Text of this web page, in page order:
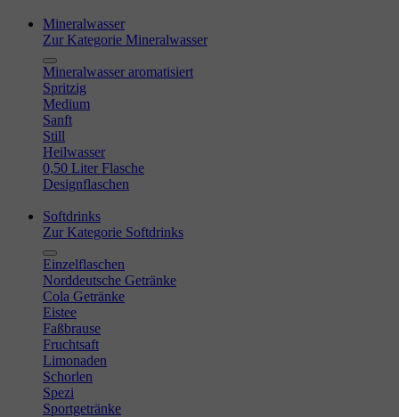
Mineralwasser
Zur Kategorie Mineralwasser
Mineralwasser aromatisiert
Spritzig
Medium
Sanft
Still
Heilwasser
0,50 Liter Flasche
Designflaschen
Softdrinks
Zur Kategorie Softdrinks
Einzelflaschen
Norddeutsche Getränke
Cola Getränke
Eistee
Faßbrause
Fruchtsaft
Limonaden
Schorlen
Spezi
Sportgetränke